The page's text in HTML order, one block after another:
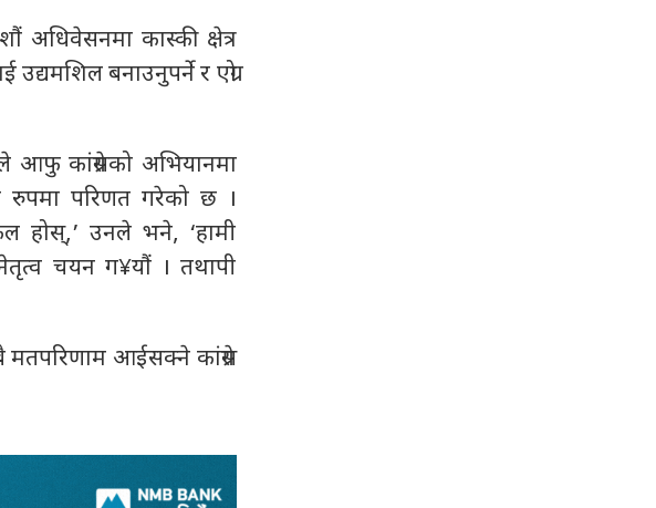
अधिवेसनमा कास्की क्षेत्र
बनाउनुपर्ने र एग्रो
आफु कांग्रेसको अभियानमा
रुपमा परिणत गरेको छ ।
होस्,’ उनले भने, ‘हामी
चयन ग¥यौं । तथापी
मतपरिणाम आईसक्ने कांग्रेस